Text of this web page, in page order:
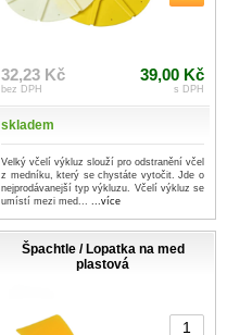
32,23 Kč
bez DPH
39,00 Kč
s DPH
skladem
Velký včelí výkluz slouží pro odstranění včel
z medníku, který se chystáte vytočit. Jde o
nejprodávanejší typ výkluzu. Včelí výkluz se
umístí mezi med... ...více
Špachtle / Lopatka na med
plastová